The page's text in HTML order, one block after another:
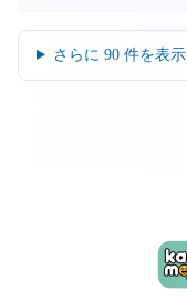
さらに 90件を表示